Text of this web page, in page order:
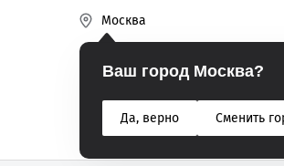
Москва
Эиком
Ваш город Москва?
Да, верно
Сменить
% Акции
Разъемы